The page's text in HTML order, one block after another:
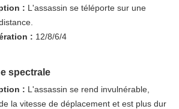
: L'assassin se téléporte sur une
: 12/8/6/4
spectrale
: L'assassin se rend invulnérable,
la vitesse de déplacement et est plus dur